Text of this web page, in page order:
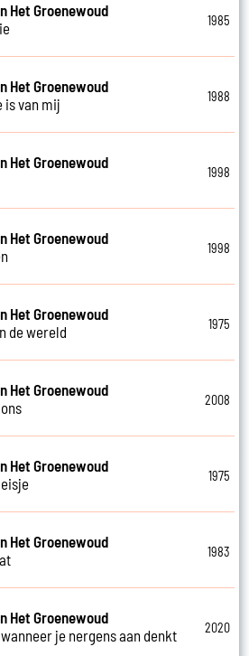
Het Groenewoud
1985
Het Groenewoud
is van mij
1988
Het Groenewoud
1998
Het Groenewoud
1998
Het Groenewoud
de wereld
1975
Het Groenewoud
2008
Het Groenewoud
1975
Het Groenewoud
1983
Het Groenewoud
je nergens aan denkt
2020